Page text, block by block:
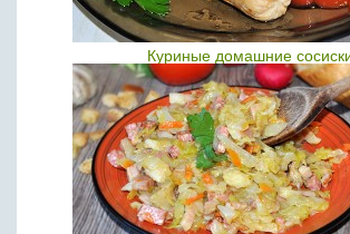
Куриные домашние